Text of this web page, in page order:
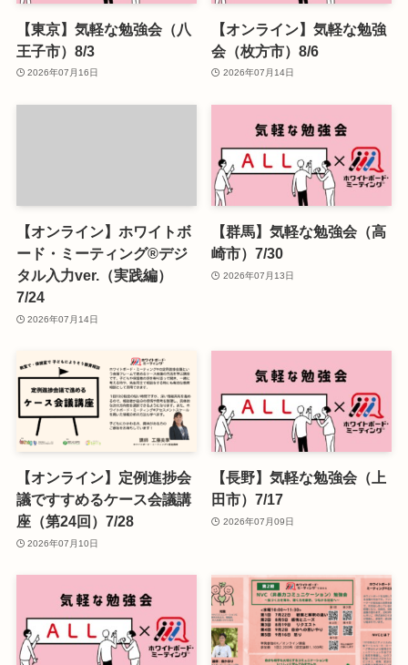
【東京】気軽な勉強会（八
王子市）8/3
2026年07月16日
【オンライン】気軽な勉強
会（枚方市）8/6
2026年07月14日
【オンライン】ホワイトボ
ード・ミーティング®デジ
タル入力ver.（実践編）
7/24
2026年07月14日
【群馬】気軽な勉強会（高
崎市）7/30
2026年07月13日
【オンライン】定例進捗会
議ですすめるケース会議講
座（第24回）7/28
2026年07月10日
【長野】気軽な勉強会（上
田市）7/17
2026年07月09日